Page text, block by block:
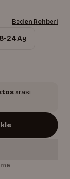
Beden Rehberi
24 Ay
arası